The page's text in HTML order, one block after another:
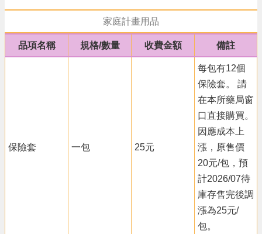
政
網
站
家庭計畫用品
品項名稱 規格/數量 收費金額 備註
保險套 一包 25元
每包有12個
保險套。 請
在本所藥局窗
口直接購買。
因應成本上
漲，原售價
20元/包，預
計2026/07待
庫存售完後調
漲為25元/
包。